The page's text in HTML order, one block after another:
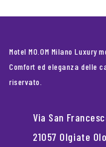
Motel MO.OM Milano Luxury
Comfort ed eleganza delle
riservato.
Via San
21057 Olgiate